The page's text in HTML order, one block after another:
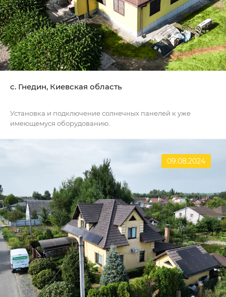
c. Гнедин, Киевская область
Установка и подключение солнечных панелей к уже
имеющемуся оборудованию..
09.08.2024